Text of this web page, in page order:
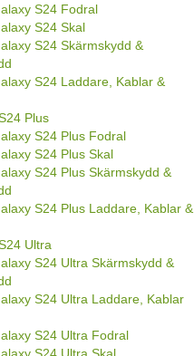
S24 Fodral
S24 Skal
S24 Skärmskydd &
S24 Laddare, Kablar &
Plus
S24 Plus Fodral
S24 Plus Skal
S24 Plus Skärmskydd &
S24 Plus Laddare, Kablar &
Ultra
S24 Ultra Skärmskydd &
S24 Ultra Laddare, Kablar
S24 Ultra Fodral
S24 Ultra Skal